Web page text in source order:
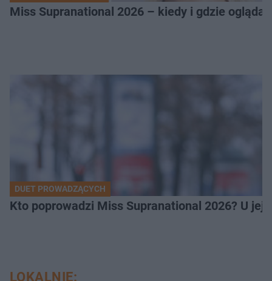
Miss Supranational 2026 – kiedy i gdzie
DUET PROWADZĄCYCH
Kto poprowadzi Miss Supranational 2026? U jej
LOKALNIE: